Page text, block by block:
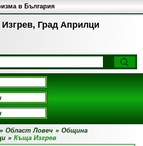
Град Априлци
в България
» Област Ловеч » Община
» Къща Изгрев